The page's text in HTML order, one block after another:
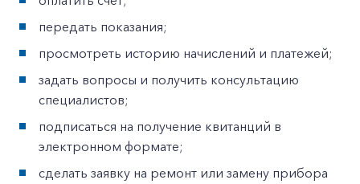
+7-800-700-24-57
Заказать обратный звонок
передать показания;
просмотреть историю начислений и платежей;
задать вопросы и получить консультацию
специалистов;
подписаться на получение квитанций в
электронном формате;
сделать заявку на ремонт или замену прибора